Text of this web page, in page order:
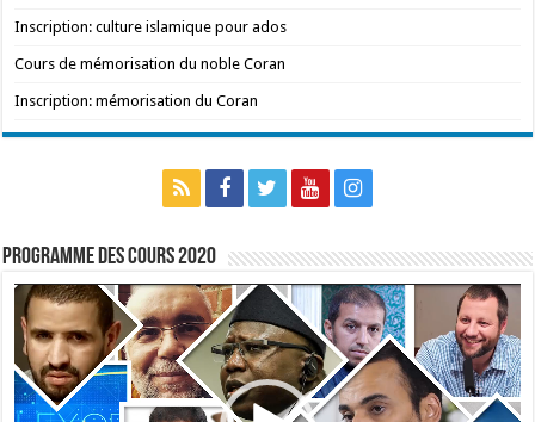
Inscription: culture islamique pour ados
Cours de mémorisation du noble Coran
Inscription: mémorisation du Coran
Programme des cours 2020
Lecteur
vidéo